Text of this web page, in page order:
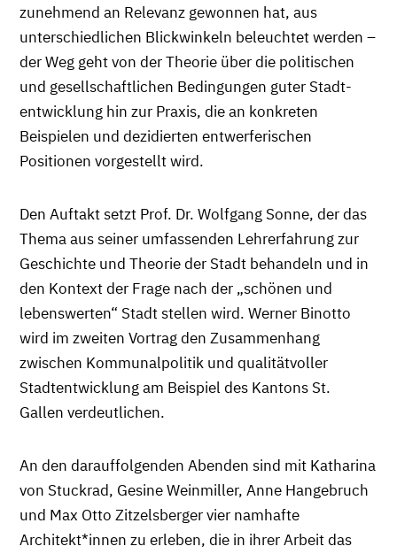
zunehmend an Relevanz gewonnen hat, aus
unterschiedlichen Blickwinkeln beleuchtet werden –
der Weg geht von der Theorie über die politischen
und gesellschaftlichen Bedingungen guter Stadt-
entwicklung hin zur Praxis, die an konkreten
Beispielen und dezidierten entwerferischen
Positionen vorgestellt wird.
Den Auftakt setzt Prof. Dr. Wolfgang Sonne, der das
Thema aus seiner umfassenden Lehrerfahrung zur
Geschichte und Theorie der Stadt behandeln und in
den Kontext der Frage nach der „schönen und
lebenswerten“ Stadt stellen wird. Werner Binotto
wird im zweiten Vortrag den Zusammenhang
zwischen Kommunalpolitik und qualitätvoller
Stadtentwicklung am Beispiel des Kantons St.
Gallen verdeutlichen.
An den darauffolgenden Abenden sind mit Katharina
von Stuckrad, Gesine Weinmiller, Anne Hangebruch
und Max Otto Zitzelsberger vier namhafte
Architekt*innen zu erleben, die in ihrer Arbeit das